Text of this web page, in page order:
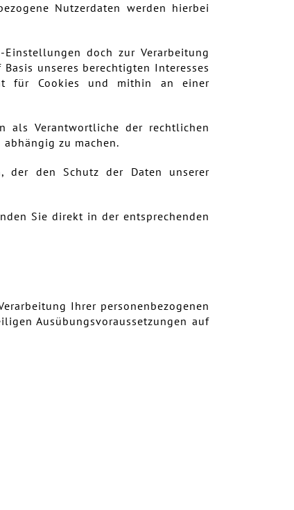
Nutzerdaten werden hierbei
doch zur Verarbeitung
unseres berechtigten Interesses
für Cookies und mithin an einer
als Verantwortliche der rechtlichen
zu machen.
der den Schutz der Daten unserer
Sie direkt in der entsprechenden
Ihrer personenbezogenen
Ausübungsvoraussetzungen auf